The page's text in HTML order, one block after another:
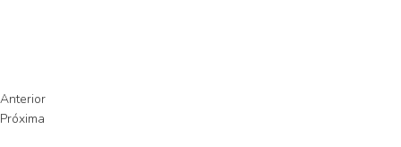
Anterior
Próxima